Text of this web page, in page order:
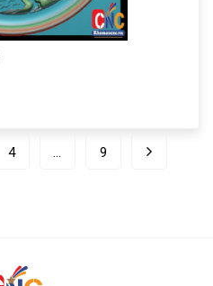
4 … 9